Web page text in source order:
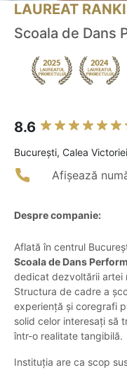
LAUREAT
Scoala de Dans
8.6
Bucureşti, Calea
Afișează
Despre companie:
Aflată în centrul
Scoala de Dans
dedicat dezvoltării artei
Structura de cadre a
experiență și coregrafi
solid celor interesați să
într-o realitate tangibilă.
Instituția are ca scop